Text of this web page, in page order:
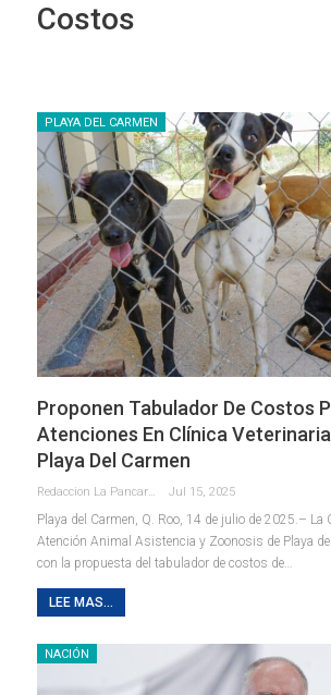
Costos
PLAYA DEL CARMEN
Proponen Tabulador De Costos
Atenciones En Clínica
Playa Del Carmen
Redaccion La Pancarta De Quintana Roo Jul 15, 2025
Playa del Carmen, Q. Roo, 14 de julio de 2025.– La
Atención Animal Asistencia y Zoonosis de Playa
con la propuesta del tabulador de costos de…
LEE MAS...
NACIÓN